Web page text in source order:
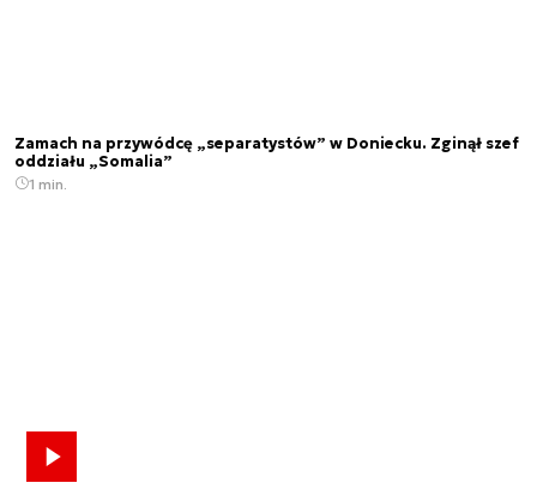
Zamach na przywódcę „separatystów” w Doniecku. Zginął szef
oddziału „Somalia”
1 min.